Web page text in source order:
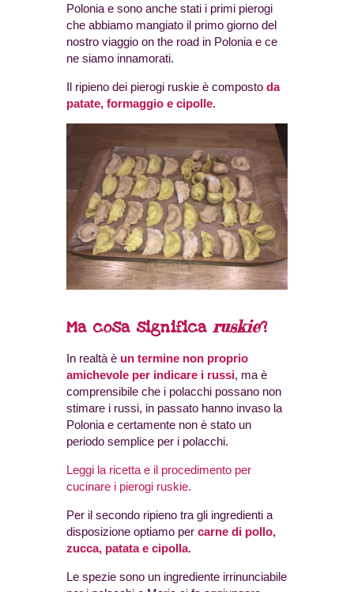
Polonia e sono anche stati i primi pierogi
che abbiamo mangiato il primo giorno del
nostro viaggio on the road in Polonia e ce
ne siamo innamorati.
Il ripieno dei pierogi ruskie è composto da
patate, formaggio e cipolle.
Ma cosa significaruskie?
In realtà è un termine non proprio
amichevole per indicare i russi, ma è
comprensibile che i polacchi possano non
stimare i russi, in passato hanno invaso la
Polonia e certamente non è stato un
periodo semplice per i polacchi.
Leggi la ricetta e il procedimento per
cucinare i pierogi ruskie.
Per il secondo ripieno tra gli ingredienti a
disposizione optiamo per carne di pollo,
zucca, patata e cipolla.
Le spezie sono un ingrediente irrinunciabile